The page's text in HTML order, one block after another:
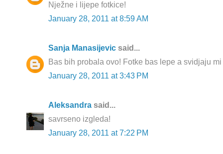
Nježne i lijepe fotkice!
January 28, 2011 at 8:59 AM
Sanja Manasijevic said...
Bas bih probala ovo! Fotke bas lepe a svidjaju
January 28, 2011 at 3:43 PM
Aleksandra said...
savrseno izgleda!
January 28, 2011 at 7:22 PM